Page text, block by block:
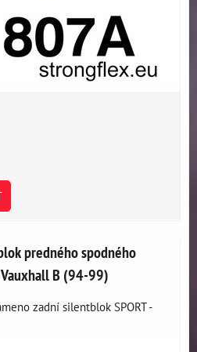
predného spodného
Vauxhall B (94-99)
zadní silentblok SPORT -